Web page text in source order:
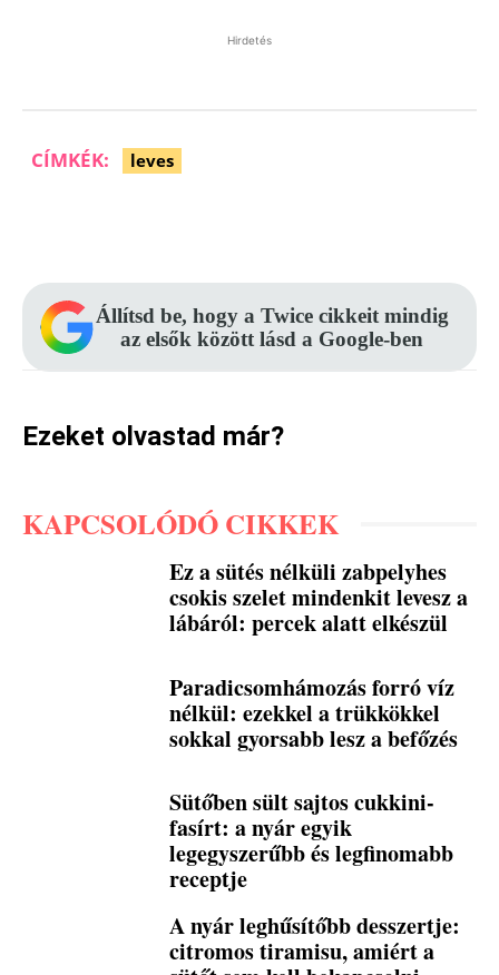
Hirdetés
CÍMKÉK: leves
Állítsd be, hogy a Twice cikkeit mindig
az elsők között lásd a Google-ben
Ezeket olvastad már?
KAPCSOLÓDÓ CIKKEK
Ez a sütés nélküli zabpelyhes
csokis szelet mindenkit levesz a
lábáról: percek alatt elkészül
Paradicsomhámozás forró víz
nélkül: ezekkel a trükkökkel
sokkal gyorsabb lesz a befőzés
Sütőben sült sajtos cukkini-
fasírt: a nyár egyik
legegyszerűbb és legfinomabb
receptje
A nyár leghűsítőbb desszertje:
citromos tiramisu, amiért a